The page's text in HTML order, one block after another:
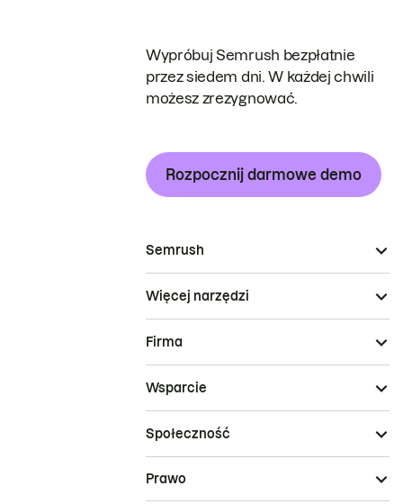
Wypróbuj Semrush bezpłatnie
przez siedem dni. W każdej chwili
możesz zrezygnować.
Rozpocznij darmowe demo
Semrush
Więcej narzędzi
Firma
Wsparcie
Społeczność
Prawo